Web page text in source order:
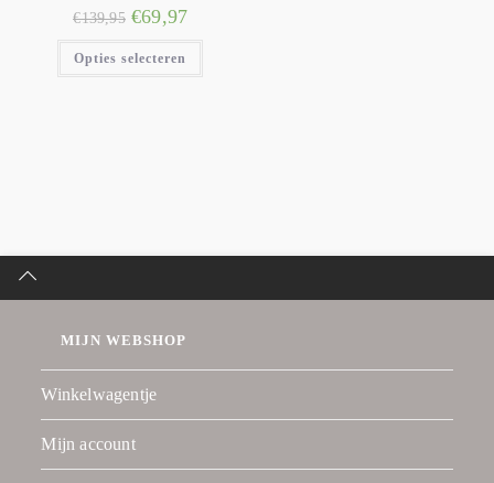
€139,95 €69,97
Opties selecteren
MIJN WEBSHOP
Winkelwagentje
Mijn account